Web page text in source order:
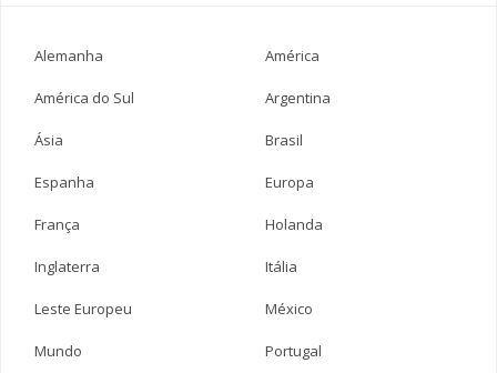
Alemanha América
América do Sul Argentina
Ásia Brasil
Espanha Europa
França Holanda
Inglaterra Itália
Leste Europeu México
Mundo Portugal